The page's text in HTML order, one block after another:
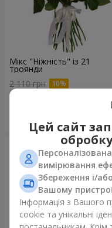
Мікс "Ніжність" із 21
троянди
2 110 грн
Цей сайт
вимірювання
Збереження і/
Вашому
Інформація з Вашого
cookie та унікальні